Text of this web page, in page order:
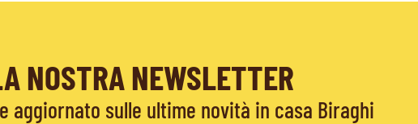
NOSTRA NEWSLETTER
aggiornato sulle ultime novità in casa Biraghi